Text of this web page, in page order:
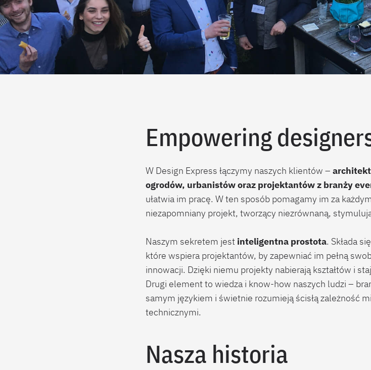
Empowering
W Design Express łączymy naszych klientów –
ogrodów, urbanistów oraz projektantów z branży
ułatwia im pracę. W ten sposób pomagamy im za
niezapomniany projekt, tworzący niezrównaną,
Naszym sekretem jest inteligentna prostota. Składa
które wspiera projektantów, by zapewniać im pełną
innowacji. Dzięki niemu projekty nabierają kształtów i
Drugi element to wiedza i know-how naszych ludzi –
samym językiem i świetnie rozumieją ścisłą zależność
technicznymi.
Nasza historia